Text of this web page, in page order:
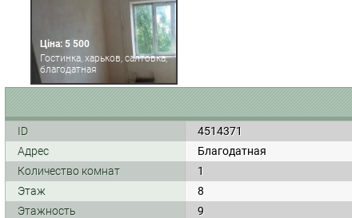
Ціна: 5 500
Гостинка, харьков, салтовка,
благодатная
ID 4514371
Адрес
Благодатная
Количество комнат
1
Этаж
8
Этажность
9